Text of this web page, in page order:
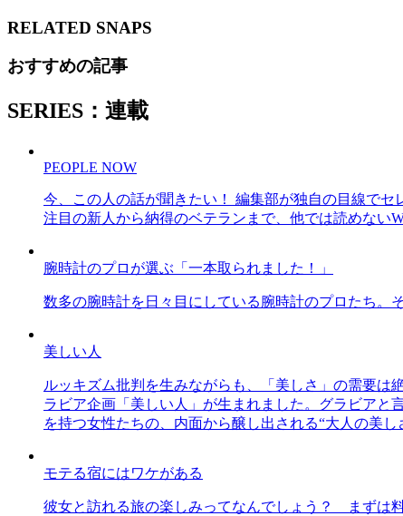
RELATED SNAPS
おすすめの記事
SERIES：連載
PEOPLE NOW
今、この人の話が聞きたい！ 編集部が独自の目線で
注目の新人から納得のベテランまで、他では読めない
腕時計のプロが選ぶ「一本取られました！」
数多の腕時計を日々目にしている腕時計のプロたち。
美しい人
ルッキズム批判を生みながらも、「美しさ」の需要
ラビア企画「美しい人」が生まれました。グラビアと
を持つ女性たちの、内面から醸し出される“大人の美
モテる宿にはワケがある
彼女と訪れる旅の楽しみってなんでしょう？ まずは